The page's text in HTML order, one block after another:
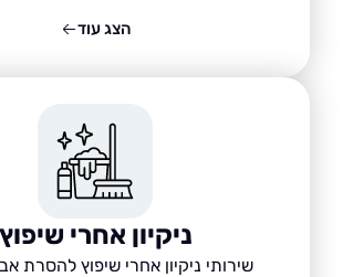
ניקיון אחרי שיפוץ
שירותי ניקיון אחרי שיפוץ להסרת אבק, לכלוך